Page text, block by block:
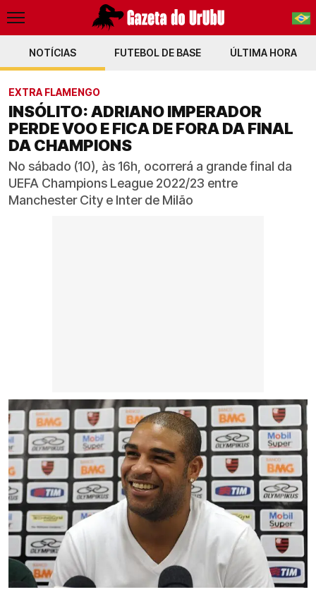
PT-BR
NOTÍCIAS FUTEBOL DE BASE ÚLTIMA HORA
EXTRA FLAMENGO
INSÓLITO: ADRIANO IMPERADOR
PERDE VOO E FICA DE FORA DA FINAL
DA CHAMPIONS
No sábado (10), às 16h, ocorrerá a grande final da
UEFA Champions League 2022/23 entre
Manchester City e Inter de Milão